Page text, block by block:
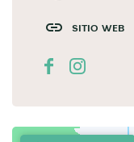
SITIO WEB